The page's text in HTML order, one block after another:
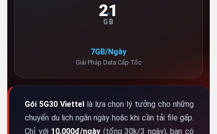
21
GB
7GB/Ngày
Giải Pháp Data Cấp Tốc
Gói 5G30 Viettellà lựa chọn lý tưởng cho những
chuyến du lịch ngắn ngày hoặc khi cần tải file gấp.
Chỉ với 10.000đ/ngày (tổng 30k/3 ngày), bạn có